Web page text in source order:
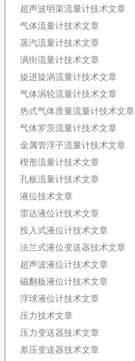
超声波明渠流量计技术文章
气体流量计技术文章
蒸汽流量计技术文章
涡街流量计技术文章
旋进旋涡流量计技术文章
气体涡轮流量计技术文章
热式气体质量流量计技术文章
气体罗茨流量计技术文章
金属管浮子流量计技术文章
楔形流量计技术文章
孔板流量计技术文章
液位技术文章
雷达液位计技术文章
投入式液位计技术文章
法兰式液位变送器技术文章
超声波液位计技术文章
磁翻板液位计技术文章
浮球液位计技术文章
压力技术文章
压力变送器技术文章
差压变送器技术文章